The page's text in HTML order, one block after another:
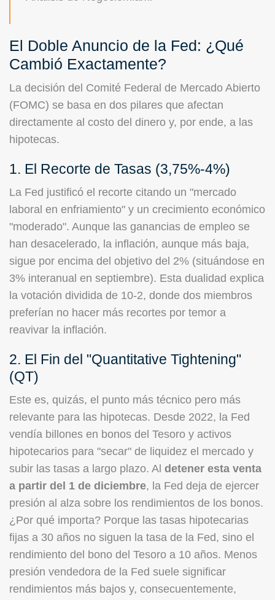
El Doble Anuncio de la Fed: ¿Qué
Cambió Exactamente?
La decisión del Comité Federal de Mercado Abierto
(FOMC) se basa en dos pilares que afectan
directamente al costo del dinero y, por ende, a las
hipotecas.
1. El Recorte de Tasas (3,75%-4%)
La Fed justificó el recorte citando un "mercado
laboral en enfriamiento" y un crecimiento económico
"moderado". Aunque las ganancias de empleo se
han desacelerado, la inflación, aunque más baja,
sigue por encima del objetivo del 2% (situándose en
3% interanual en septiembre). Esta dualidad explica
la votación dividida de 10-2, donde dos miembros
preferían no hacer más recortes por temor a
reavivar la inflación.
2. El Fin del "Quantitative Tightening"
(QT)
Este es, quizás, el punto más técnico pero más
relevante para las hipotecas. Desde 2022, la Fed
vendía billones en bonos del Tesoro y activos
hipotecarios para "secar" de liquidez el mercado y
subir las tasas a largo plazo. Al detener esta venta
a partir del 1 de diciembre, la Fed deja de ejercer
presión al alza sobre los rendimientos de los bonos.
¿Por qué importa? Porque las tasas hipotecarias
fijas a 30 años no siguen la tasa de la Fed, sino el
rendimiento del bono del Tesoro a 10 años. Menos
presión vendedora de la Fed suele significar
rendimientos más bajos y, consecuentemente,